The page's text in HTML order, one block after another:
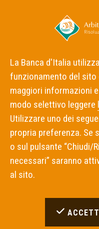
Home Notizie
Archivio
09 DICEMBRE 2021
Nomina dei
decidente dell'ABF
La Banca d'Italia
funzionamento del sito
maggiori informazioni
modo selettivo leggere
Utilizzare uno dei
propria preferenza. Se
o sul pulsante “Chiudi/
necessari” saranno
al sito.